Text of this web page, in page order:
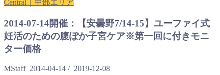
Central｜中部エリア
2014-07-14開催：【安曇野7/14-15】ユーファイ式
妊活のための腹ぽか子宮ケア※第一回に付きモニ
ター価格
MStaff 2014-04-14 / 2019-12-08